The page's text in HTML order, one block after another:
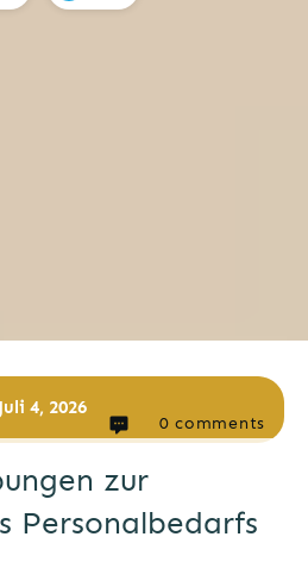
Juli 4, 2026
0 comments
zur
Personalbedarfs